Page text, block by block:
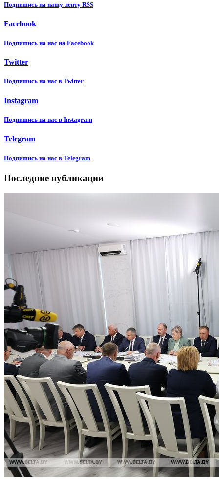
Подпишиcь на нашу ленту RSS
Facebook
Подпишиcь на нас на Facebook
Twitter
Подпишиcь на нас в Twitter
Instagram
Подпишиcь на нас в Instagram
Telegram
Подпишиcь на нас в Telegram
Последние публикации